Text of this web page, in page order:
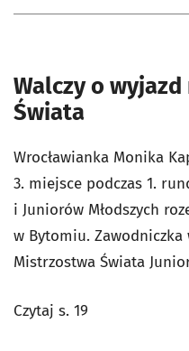
Walczy o
Świata
Wrocławianka Monika
3. miejsce podczas 1.
i Juniorów Młodszych
w Bytomiu.
Mistrzostwa Świata
Czytaj s. 19